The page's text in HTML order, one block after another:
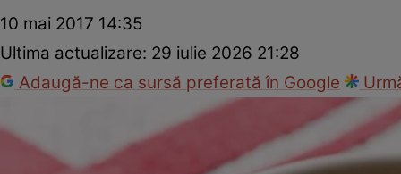
10 mai 2017 14:35
Ultima actualizare: 29 iulie 2026 21:28
Adaugă-ne ca sursă preferată în Google